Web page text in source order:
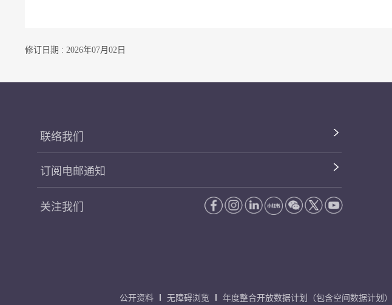
修订日期 : 2026年07月02日
联络我们
订阅电邮通知
关注我们
公开资料 无障碍浏览 年度整合开放数据计划（包含空间数据计划）